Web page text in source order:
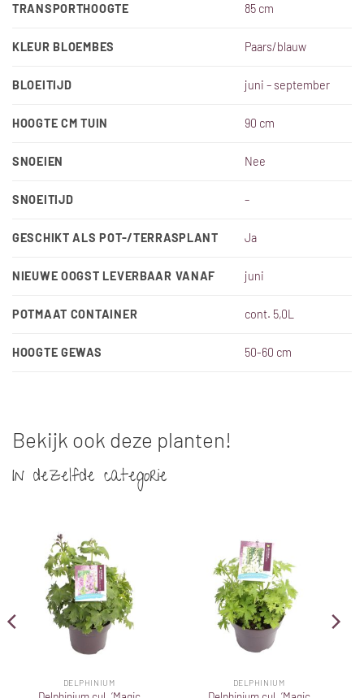
TRANSPORTHOOGTE 85 cm
KLEUR BLOEMBES Paars/blauw
BLOEITIJD juni – september
HOOGTE CM TUIN 90 cm
SNOEIEN Nee
SNOEITIJD –
GESCHIKT ALS POT-/TERRASPLANT Ja
NIEUWE OOGST LEVERBAAR VANAF juni
POTMAAT CONTAINER cont. 5,0L
HOOGTE GEWAS 50-60 cm
Bekijk ook deze planten!
In dezelfde categorie
DELPHINIUM DELPHINIUM